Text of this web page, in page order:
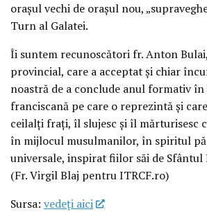
orașul vechi de orașul nou,
Turn al Galatei.
Îi suntem recunoscători fr. Anton
provincial, care a acceptat și chiar
noastră de a conclude anul formativ
franciscană pe care o reprezintă și
ceilalți frați, îl slujesc și îl mărturisesc
în mijlocul musulmanilor, în spiritul
universale, inspirat fiilor săi de Sfântul
(Fr. Virgil Blaj pentru ITRCF.ro)
Sursa: vedeţi aici